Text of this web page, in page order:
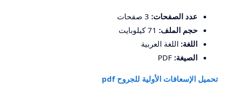
عدد الصفحات:
حجم الملف:
اللغة: اللغة العربية
الصيغة:
تحميل الإسعافات الأولية للجروح pdf